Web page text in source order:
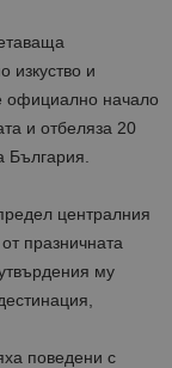
изкуство и
официално начало
и отбеляза 20
България.
централния
празничната
му
поведени с